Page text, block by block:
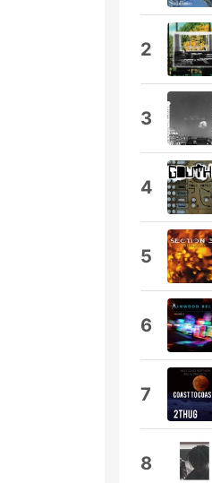
2
3
4
5
6
7
8